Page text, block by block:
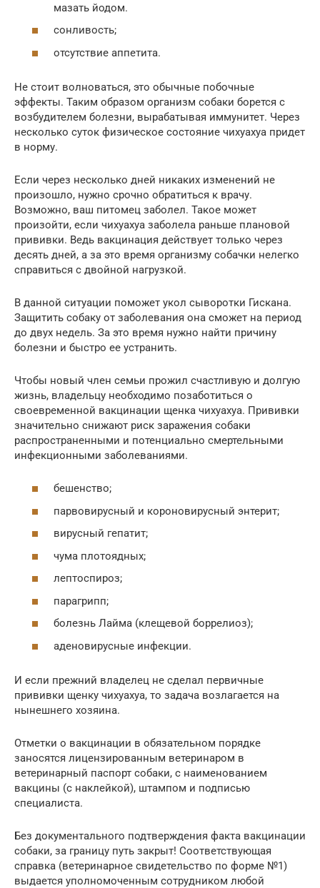
мазать йодом.
сонливость;
отсутствие аппетита.
Не стоит волноваться, это обычные побочные
эффекты. Таким образом организм собаки борется с
возбудителем болезни, вырабатывая иммунитет. Через
несколько суток физическое состояние чихуахуа придет
в норму.
Если через несколько дней никаких изменений не
произошло, нужно срочно обратиться к врачу.
Возможно, ваш питомец заболел. Такое может
произойти, если чихуахуа заболела раньше плановой
прививки. Ведь вакцинация действует только через
десять дней, а за это время организму собачки нелегко
справиться с двойной нагрузкой.
В данной ситуации поможет укол сыворотки Гискана.
Защитить собаку от заболевания она сможет на период
до двух недель. За это время нужно найти причину
болезни и быстро ее устранить.
Чтобы новый член семьи прожил счастливую и долгую
жизнь, владельцу необходимо позаботиться о
своевременной вакцинации щенка чихуахуа. Прививки
значительно снижают риск заражения собаки
распространенными и потенциально смертельными
инфекционными заболеваниями.
бешенство;
парвовирусный и короновирусный энтерит;
вирусный гепатит;
чума плотоядных;
лептоспироз;
парагрипп;
болезнь Лайма (клещевой боррелиоз);
аденовирусные инфекции.
И если прежний владелец не сделал первичные
прививки щенку чихуахуа, то задача возлагается на
нынешнего хозяина.
Отметки о вакцинации в обязательном порядке
заносятся лицензированным ветеринаром в
ветеринарный паспорт собаки, с наименованием
вакцины (с наклейкой), штампом и подписью
специалиста.
Без документального подтверждения факта вакцинации
собаки, за границу путь закрыт! Соответствующая
справка (ветеринарное свидетельство по форме №1)
выдается уполномоченным сотрудником любой